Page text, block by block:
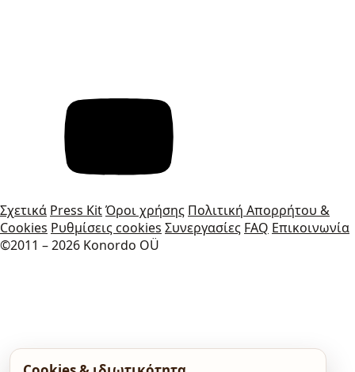
Σχετικά Press KitΌροι χρήσης Πολιτική Απορρήτου &
Cookies Ρυθμίσεις cookies Συνεργασίες FAQ Επικοινωνία
©2011 – 2026 Konordo OÜ